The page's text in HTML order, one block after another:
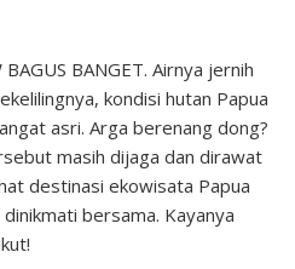
BANGET. Airnya jernih
kondisi hutan Papua
asri. Arga berenang dong?
masih dijaga dan dirawat
destinasi ekowisata Papua
bersama. Kayanya